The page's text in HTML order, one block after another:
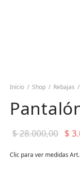
Inicio / Shop / Rebajas /
$28.000,00 El
era:
$
Clic para ver medidas